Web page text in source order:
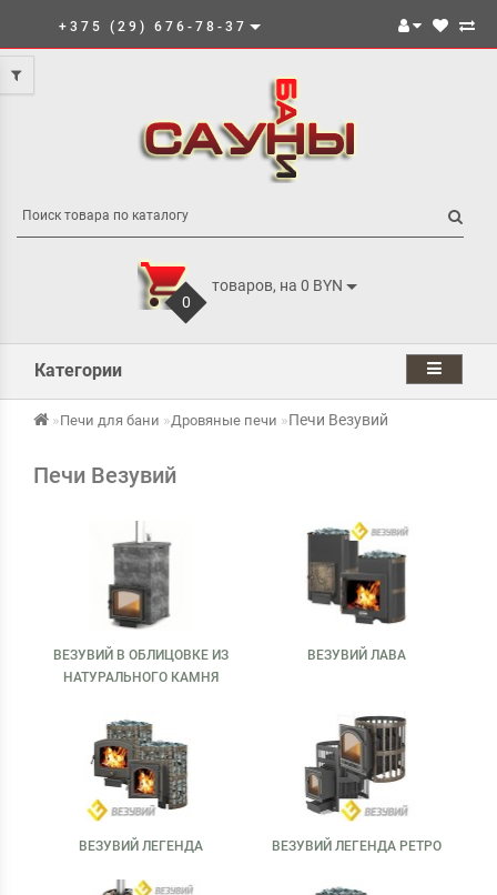
+375 (29) 676-78-37
0
товаров, на 0 BYN
Категории
Печи для бани Дровяные печи Печи Везувий
Печи Везувий
ВЕЗУВИЙ В ОБЛИЦОВКЕ ИЗ
НАТУРАЛЬНОГО КАМНЯ
ВЕЗУВИЙ ЛАВА
ВЕЗУВИЙ ЛЕГЕНДА ВЕЗУВИЙ ЛЕГЕНДА РЕТРО